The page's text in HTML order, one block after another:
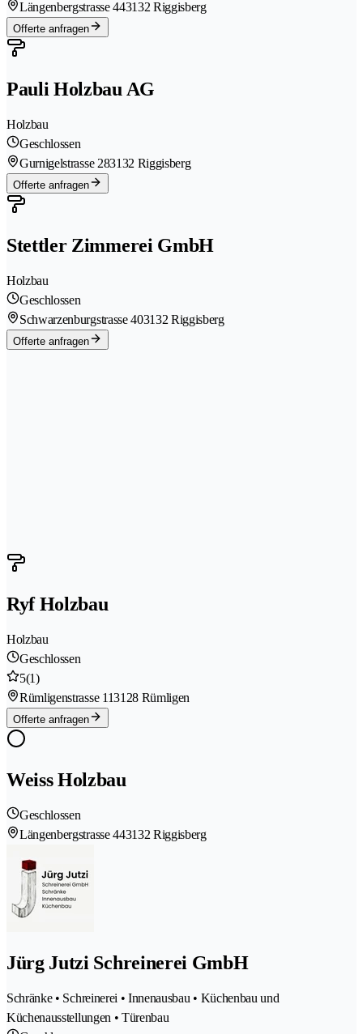
Längenbergstrasse 443132 Riggisberg
Offerte anfragen
Pauli Holzbau AG
Holzbau
Geschlossen
Gurnigelstrasse 283132 Riggisberg
Offerte anfragen
Stettler Zimmerei GmbH
Holzbau
Geschlossen
Schwarzenburgstrasse 403132 Riggisberg
Offerte anfragen
Ryf Holzbau
Holzbau
Geschlossen
5(1)
Rümligenstrasse 113128 Rümligen
Offerte anfragen
Weiss Holzbau
Geschlossen
Längenbergstrasse 443132 Riggisberg
Jürg Jutzi Schreinerei GmbH
Schränke • Schreinerei • Innenausbau • Küchenbau und
Küchenausstellungen • Türenbau